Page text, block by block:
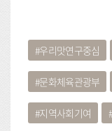
우리맛연구중심
문화체육관광부
지역사회기여